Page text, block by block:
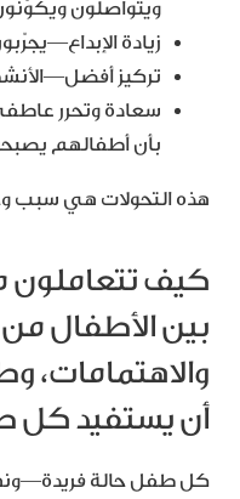
ويتواصلون
زيادة
تركيز
سعادة وتحرر
بأن أطفالهم
هذه التحولات هي سبب
كيف تتعاملون
بين الأطفال
والاهتمامات،
أن يستفيد كل
كل طفل حالة